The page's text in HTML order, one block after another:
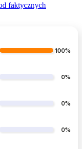
faktycznych
100%
0%
0%
0%